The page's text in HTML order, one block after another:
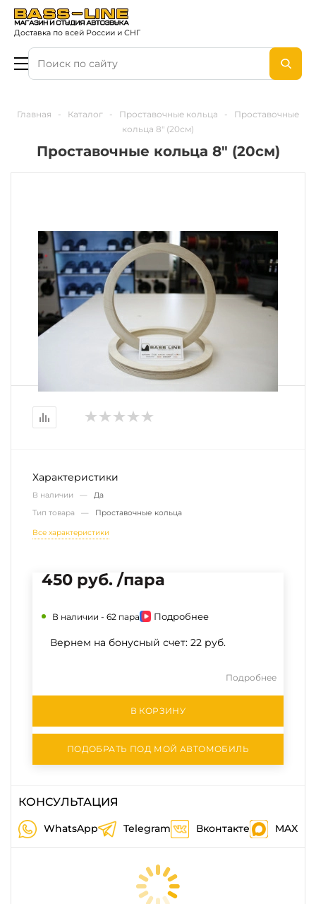
Доставка по всей России и СНГ
Главная - Каталог - Проставочные кольца -
Проставочные
кольца 8" (20см)
Проставочные кольца 8" (20см)
Характеристики
В наличии — Да
Тип товара — Проставочные кольца
Все характеристики
450 руб. /пара
В наличии - 62 пара Подробнее
Вернем на бонусный счет: 22 руб.
Подробнее
В КОРЗИНУ
ПОДОБРАТЬ ПОД МОЙ АВТОМОБИЛЬ
КОНСУЛЬТАЦИЯ
WhatsApp Telegram Вконтакте MAX